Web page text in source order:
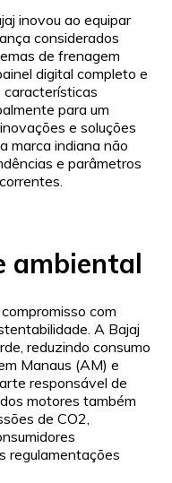
inovou ao equipar
considerados
de frenagem
digital completo e
características
para um
e soluções
marca indiana não
e parâmetros
ambiental
com
A Bajaj
reduzindo consumo
Manaus (AM) e
responsável de
motores também
de CO2,
regulamentações